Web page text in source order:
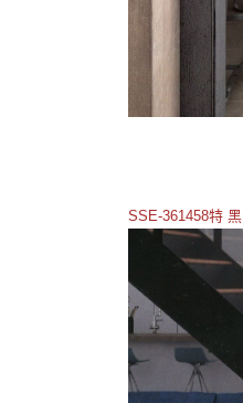
SSE-361458特 黑